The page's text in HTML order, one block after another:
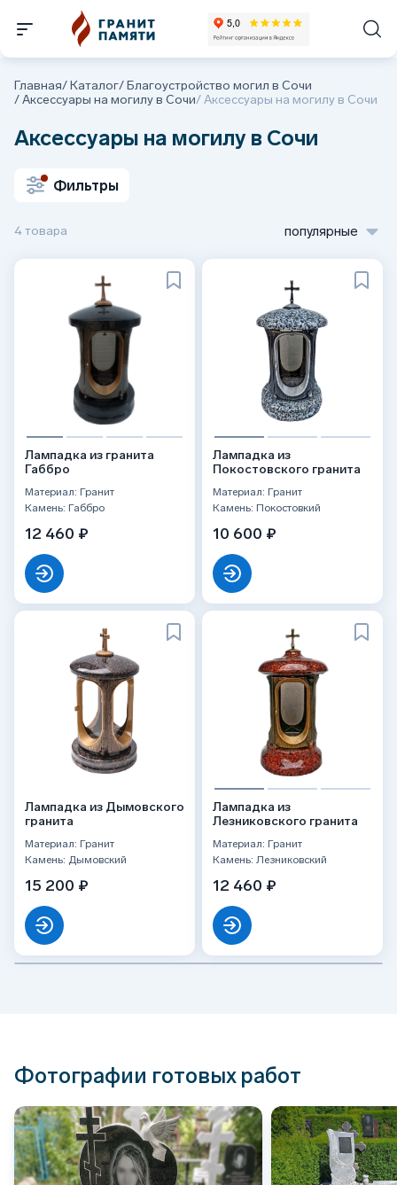
Главная/Каталог/Благоустройство могил в Сочи
/Аксессуары на могилу в Сочи/Аксессуары на могилу в Сочи
Аксессуары на могилу в Сочи
Фильтры
4 товара популярные
Лампадка из гранита
Габбро
Материал: Гранит
Камень: Габбро
12 460 ₽
Лампадка из
Покостовского гранита
Материал: Гранит
Камень: Покостовкий
10 600 ₽
Лампадка из Дымовского
гранита
Материал: Гранит
Камень: Дымовский
15 200 ₽
Лампадка из
Лезниковского гранита
Материал: Гранит
Камень: Лезниковский
12 460 ₽
Фотографии готовых работ